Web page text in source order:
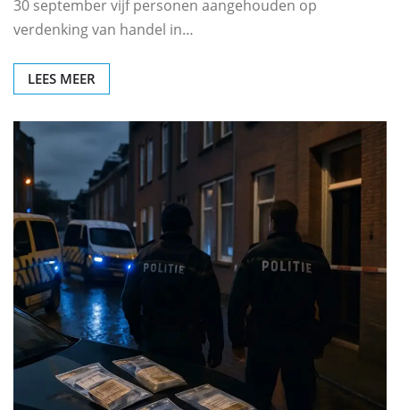
30 september vijf personen aangehouden op
verdenking van handel in…
LEES MEER